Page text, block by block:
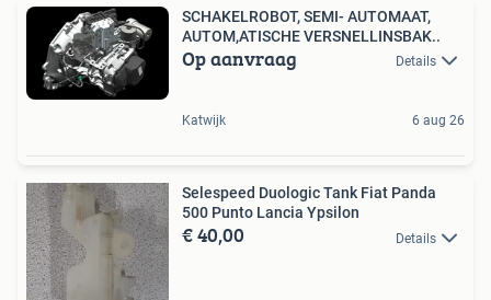
SCHAKELROBOT, SEMI- AUTOMAAT,
AUTOM,ATISCHE VERSNELLINSBAK..
Op aanvraag Details
Katwijk 6 aug 26
Selespeed Duologic Tank Fiat Panda
500 Punto Lancia Ypsilon
€ 40,00 Details